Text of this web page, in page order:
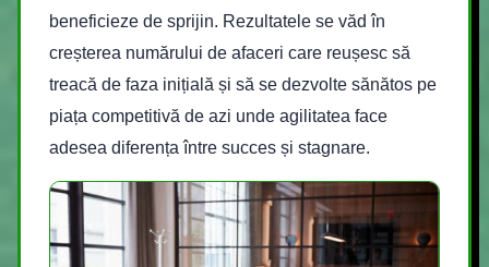
beneficieze de sprijin. Rezultatele se văd în
creșterea numărului de afaceri care reușesc să
treacă de faza inițială și să se dezvolte sănătos pe
piața competitivă de azi unde agilitatea face
adesea diferența între succes și stagnare.